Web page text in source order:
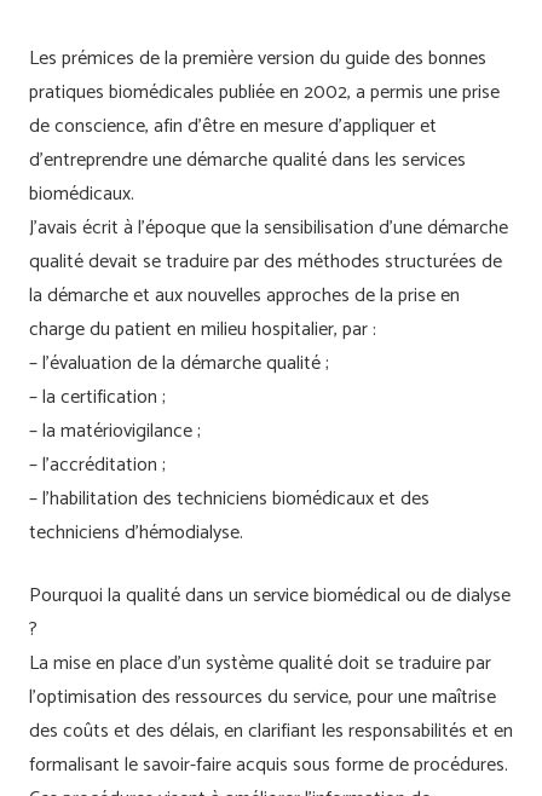
Les prémices de la première version du guide des bonnes
pratiques biomédicales publiée en 2002, a permis une prise
de conscience, afin d’être en mesure d’appliquer et
d’entreprendre une démarche qualité dans les services
biomédicaux.
J’avais écrit à l’époque que la sensibilisation d’une démarche
qualité devait se traduire par des méthodes structurées de
la démarche et aux nouvelles approches de la prise en
charge du patient en milieu hospitalier, par :
– l’évaluation de la démarche qualité ;
– la certification ;
– la matériovigilance ;
– l’accréditation ;
– l’habilitation des techniciens biomédicaux et des
techniciens d’hémodialyse.
Pourquoi la qualité dans un service biomédical ou de dialyse
?
La mise en place d’un système qualité doit se traduire par
l’optimisation des ressources du service, pour une maîtrise
des coûts et des délais, en clarifiant les responsabilités et en
formalisant le savoir-faire acquis sous forme de procédures.